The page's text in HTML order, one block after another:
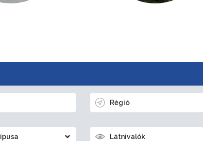
Régió
Látnivalók